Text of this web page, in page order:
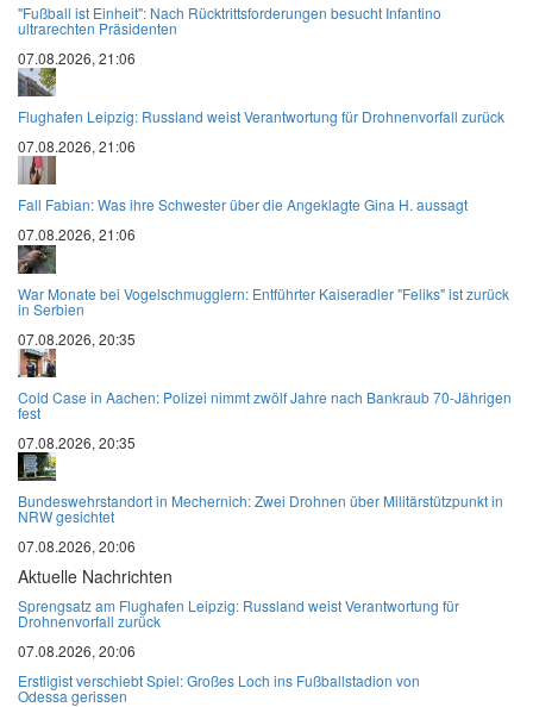
"Fußball ist Einheit": Nach Rücktrittsforderungen besucht Infantino
ultrarechten Präsidenten
07.08.2026, 21:06
Flughafen Leipzig: Russland weist Verantwortung für Drohnenvorfall zurück
07.08.2026, 21:06
Fall Fabian: Was ihre Schwester über die Angeklagte Gina H. aussagt
07.08.2026, 21:06
War Monate bei Vogelschmugglern: Entführter Kaiseradler "Feliks" ist zurück
in Serbien
07.08.2026, 20:35
Cold Case in Aachen: Polizei nimmt zwölf Jahre nach Bankraub 70-Jährigen
fest
07.08.2026, 20:35
Bundeswehrstandort in Mechernich: Zwei Drohnen über Militärstützpunkt in
NRW gesichtet
07.08.2026, 20:06
Aktuelle Nachrichten
Sprengsatz am Flughafen Leipzig: Russland weist Verantwortung für
Drohnenvorfall zurück
07.08.2026, 20:06
Erstligist verschiebt Spiel: Großes Loch ins Fußballstadion von
Odessa gerissen